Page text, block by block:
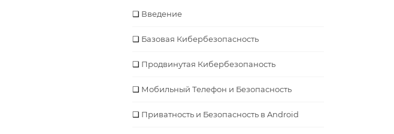
Введение
Базовая Кибербезопаcность
Продвинутая Кибербезопаность
Мобильный Телефон и Безопасность
Приватность и Безопасность в Android